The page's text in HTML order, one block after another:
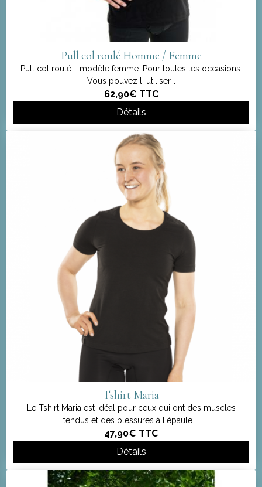
Pull col roulé Homme / Femme
Pull col roulé - modèle femme. Pour toutes les occasions.
Vous pouvez l' utiliser...
62,90€ TTC
Détails
Tshirt Maria
Le Tshirt Maria est idéal pour ceux qui ont des muscles
tendus et des blessures à l'épaule....
47,90€ TTC
Détails